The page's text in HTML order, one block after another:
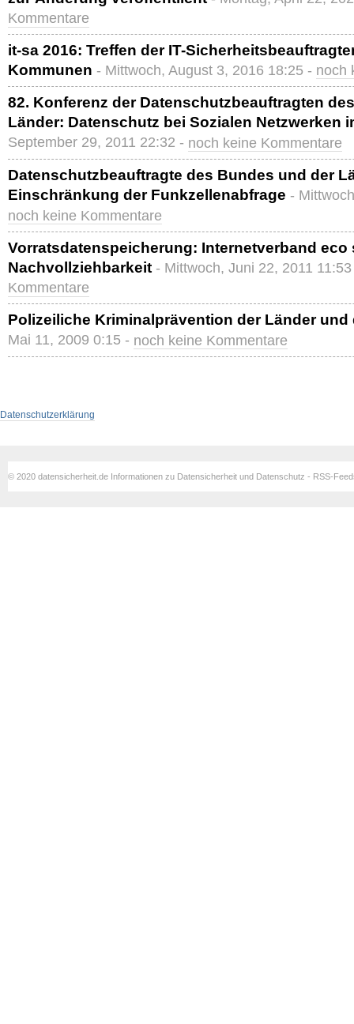
Kommentare
it-sa 2016: Treffen der IT-
Kommunen - Mittwoch, August 3, 2016 18:25 - noch
82. Konferenz der Datenschutzbeauftragten
Länder: Datenschutz bei Sozialen Netzwerken
September 29, 2011 22:32 - noch keine Kommentare
Datenschutzbeauftragte des Bundes und der
Einschränkung der Funkzellenabfrage -
noch keine Kommentare
Vorratsdatenspeicherung: Internetverband eco
Nachvollziehbarkeit - Mittwoch, Juni 22, 2011
Kommentare
Polizeiliche Kriminalprävention der Länder und
Mai 11, 2009 0:15 - noch keine Kommentare
Datenschutzerklärung
© 2020 datensicherheit.de Informationen zu Datensicherheit und Datenschutz - RSS-